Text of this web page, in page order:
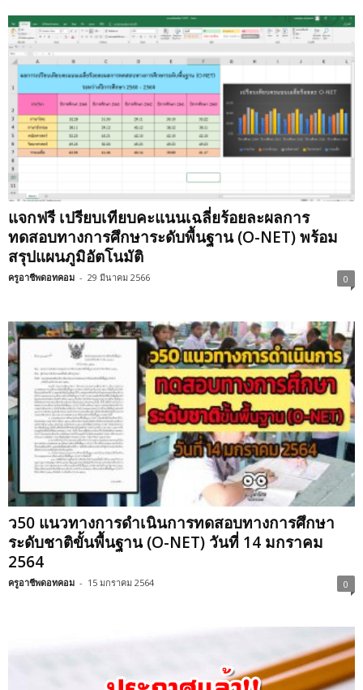
แจกฟรี เปรียบเทียบคะแนนเฉลี่ยร้อยละผลการ
ทดสอบทางการศึกษาระดับพื้นฐาน (O-NET) พร้อม
สรุปแผนภูมิอัตโนมัติ
ครูอาชีพดอทคอม - 29 มีนาคม 2566 0
ว50 แนวทางการดำเนินการทดสอบทางการศึกษา
ระดับชาติขั้นพื้นฐาน (O-NET) วันที่ 14 มกราคม
2564
ครูอาชีพดอทคอม - 15 มกราคม 2564 0